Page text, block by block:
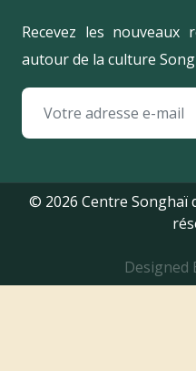
Recevez les nouveaux
autour de la culture
© 2026 Centre Songhaï
Designed